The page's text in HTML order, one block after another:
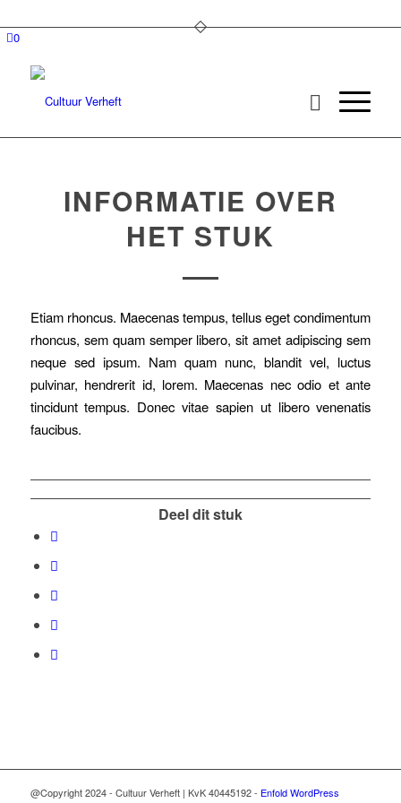
0
INFORMATIE OVER
HET STUK
Etiam rhoncus. Maecenas tempus, tellus eget condimentum
rhoncus, sem quam semper libero, sit amet adipiscing sem
neque sed ipsum. Nam quam nunc, blandit vel, luctus
pulvinar, hendrerit id, lorem. Maecenas nec odio et ante
tincidunt tempus. Donec vitae sapien ut libero venenatis
faucibus.
Deel dit stuk
@Copyright 2024 - Cultuur Verheft | KvK 40445192 - Enfold WordPress